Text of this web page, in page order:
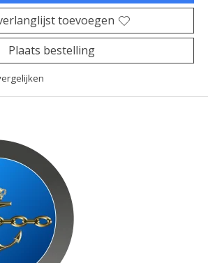
toevoegen
Plaats bestelling